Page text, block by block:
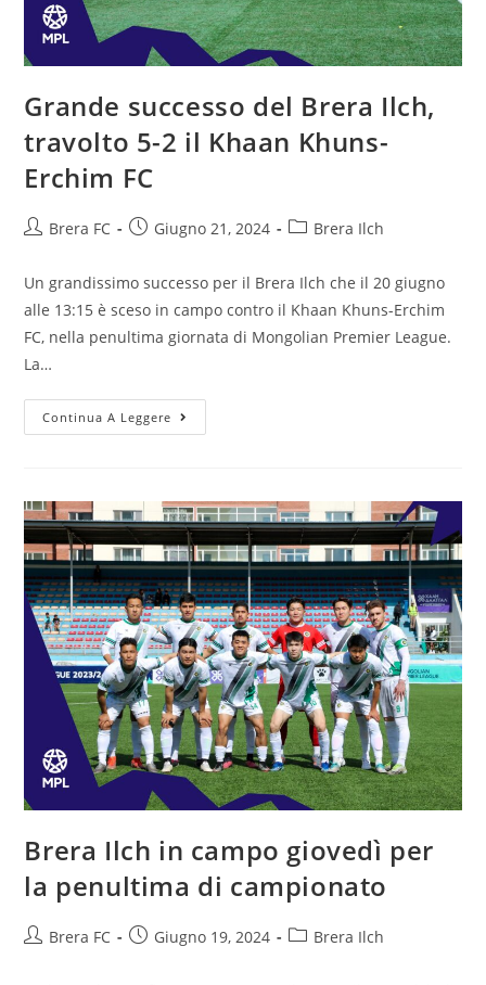
Grande successo del Brera Ilch,
travolto 5-2 il Khaan Khuns-
Erchim FC
Brera FC Giugno 21, 2024 Brera Ilch
Un grandissimo successo per il Brera Ilch che il 20 giugno
alle 13:15 è sceso in campo contro il Khaan Khuns-Erchim
FC, nella penultima giornata di Mongolian Premier League.
La…
Continua A Leggere
Brera Ilch in campo giovedì per
la penultima di campionato
Brera FC Giugno 19, 2024 Brera Ilch